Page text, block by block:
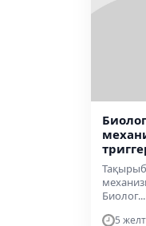
Биолог...
5